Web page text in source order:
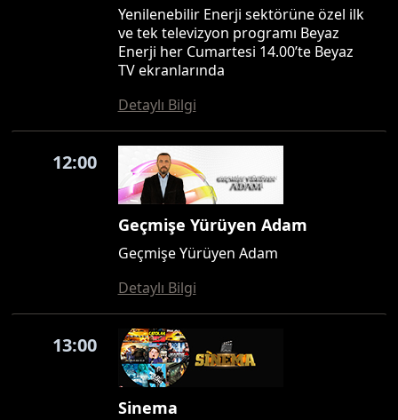
Yenilenebilir Enerji sektörüne özel ilk
ve tek televizyon programı Beyaz
Enerji her Cumartesi 14.00’te Beyaz
TV ekranlarında
Detaylı Bilgi
12:00
Geçmişe Yürüyen Adam
Geçmişe Yürüyen Adam
Detaylı Bilgi
13:00
Sinema